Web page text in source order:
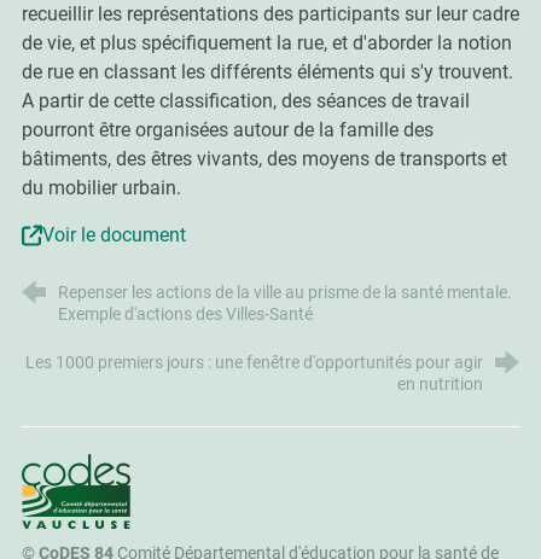
recueillir les représentations des participants sur leur cadre
de vie, et plus spécifiquement la rue, et d'aborder la notion
de rue en classant les différents éléments qui s'y trouvent.
A partir de cette classification, des séances de travail
pourront être organisées autour de la famille des
bâtiments, des êtres vivants, des moyens de transports et
du mobilier urbain.
Voir le document
Repenser les actions de la ville au prisme de la santé mentale.
Exemple d'actions des Villes-Santé
Les 1000 premiers jours : une fenêtre d'opportunités pour agir
en nutrition
CoDES 84
©CoDES 84Comité Départemental d'éducation pour la santé de